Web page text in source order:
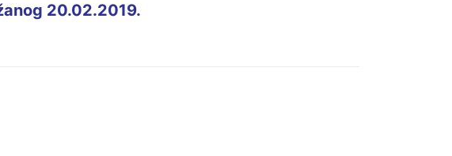
20.02.2019.